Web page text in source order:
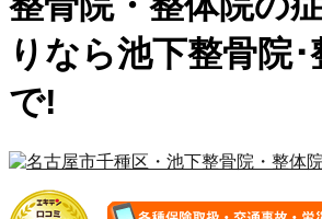
りなら池下整骨院･
で!